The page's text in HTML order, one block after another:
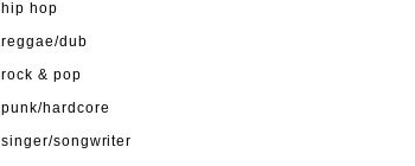
hip hop
reggae/dub
rock & pop
punk/hardcore
singer/songwriter